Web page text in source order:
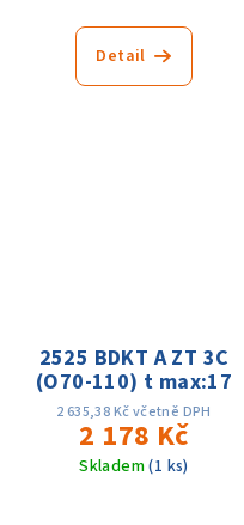
Detail
2525 BDKT A ZT 3C
(O70-110) t max:17
2 635,38 Kč včetně DPH
2 178 Kč
Skladem(1 ks)